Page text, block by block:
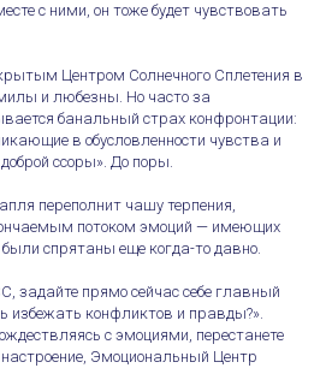
с ними, он тоже будет чувствовать
Центром Солнечного Сплетения в
и любезны. Но часто за
банальный страх конфронтации:
в обусловленности чувства и
ссоры». До поры.
переполнит чашу терпения,
потоком эмоций — имеющих
были спрятаны еще когда-то давно.
задайте прямо сейчас себе главный
избежать конфликтов и правды?».
с эмоциями, перестанете
настроение, Эмоциональный Центр